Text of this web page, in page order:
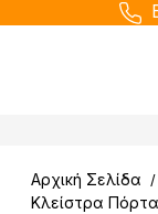
Αρχική Σελίδα /
Κλείστρα